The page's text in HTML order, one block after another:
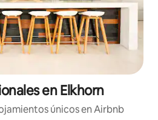
en Elkhorn
únicos en Airbnb